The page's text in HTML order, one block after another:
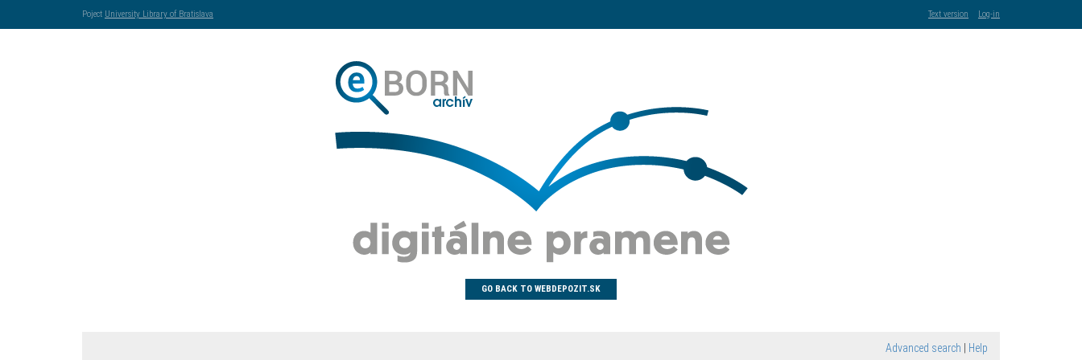
Poject University Library of Bratislava Text version Log-in
GO BACK TO WEBDEPOZIT.SK
Advanced search Help